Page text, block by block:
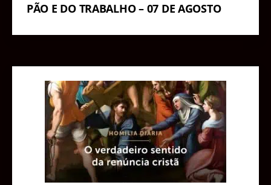
PÃO E DO TRABALHO – 07 DE AGOSTO